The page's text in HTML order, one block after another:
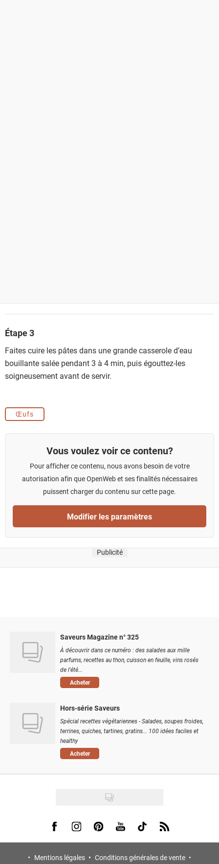
Étape 3
Faites cuire les pâtes dans une grande casserole d’eau
bouillante salée pendant 3 à 4 min, puis égouttez-les
soigneusement avant de servir.
Œufs
Vous voulez voir ce contenu?
Pour afficher ce contenu, nous avons besoin de votre
autorisation afin que OpenWeb et ses finalités nécessaires
puissent charger du contenu sur cette page.
Modifier les paramètres
Publicité
Saveurs Magazine n° 325
À découvrir dans ce numéro : des salades aux mille
parfums, recettes au thon, cuisson en feuille, vins rosés
de l'été...
Acheter
Hors-série Saveurs
Spécial recettes végétariennes - Salades, soupes froides,
terrines, quiches, tartines, gratins... 100 idées faciles et
healthy
Acheter
Visit us on Facebook
Visit us on Instagram
Visit us on Pinterest
Visit us on Youtube
Visit us on Tiktok
Visit us on Rss
Mentions légales
Conditions générales de vente